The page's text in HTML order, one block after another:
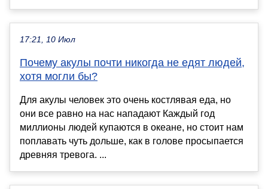
17:21, 10 Июл
Почему акулы почти никогда не едят людей,
хотя могли бы?
Для акулы человек это очень костлявая еда, но
они все равно на нас нападают Каждый год
миллионы людей купаются в океане, но стоит нам
поплавать чуть дольше, как в голове просыпается
древняя тревога. ...